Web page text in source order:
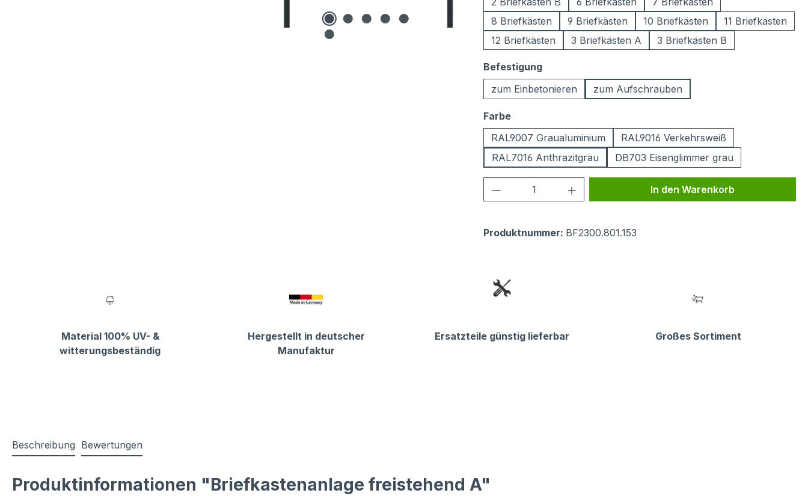
8 Briefkästen
9 Briefkästen 10 Briefkästen
11 Briefkästen
12 Briefkästen
3 Briefkästen A 3 Briefkästen B
Befestigungauswählen
zum Einbetonieren
zum Aufschrauben
Farbeauswählen
RAL9007 Graualuminium
RAL9016 Verkehrsweiß
RAL7016 Anthrazitgrau
DB703 Eisenglimmer grau
Produkt Anzahl: Gib den gewünschten Wert
In den Warenkorb
Produktnummer: BF2300.801.153
Material 100% UV- &
witterungsbeständig
Hergestellt in deutscher
Manufaktur
Ersatzteile günstig lieferbar Großes Sortiment
Beschreibung Bewertungen
Produktinformationen "Briefkastenanlage freistehend A"